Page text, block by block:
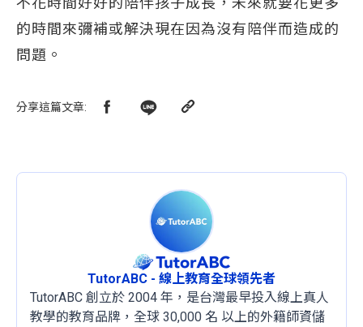
的時間來彌補或解決現在因為沒有陪伴而造成的
問題。
分享這篇文章:
TutorABC - 線上教育全球領先者
TutorABC 創立於 2004 年，是台灣最早投入線上真人
教學的教育品牌，全球 30,000 名 以上的外籍師資儲